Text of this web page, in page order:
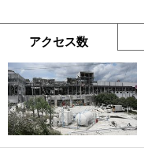
アクセス数